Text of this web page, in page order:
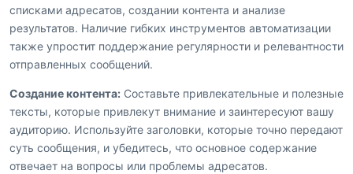
списками адресатов, создании контента и анализе
результатов. Наличие гибких инструментов автоматизации
также упростит поддержание регулярности и релевантности
отправленных сообщений.
Создание контента: Составьте привлекательные и полезные
тексты, которые привлекут внимание и заинтересуют вашу
аудиторию. Используйте заголовки, которые точно передают
суть сообщения, и убедитесь, что основное содержание
отвечает на вопросы или проблемы адресатов.